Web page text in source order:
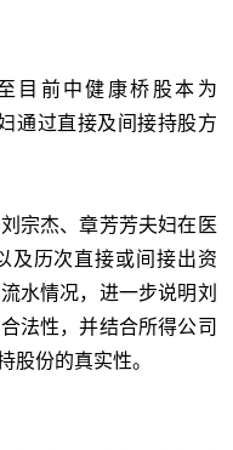
目前中健康桥股本为
通过直接及间接持股方
宗杰、章芳芳夫妇在医
及历次直接或间接出资
水情况，进一步说明刘
法性，并结合所得公司
股份的真实性。